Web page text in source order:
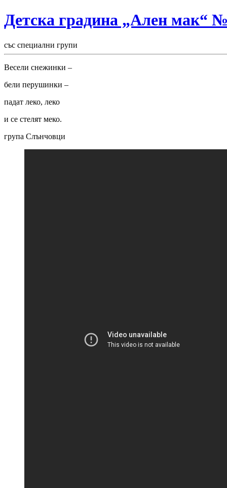
Детска градина „Ален мак“
със специални групи
Весели снежинки –
бели перушинки –
падат леко, леко
и се стелят меко.
група Слънчовци